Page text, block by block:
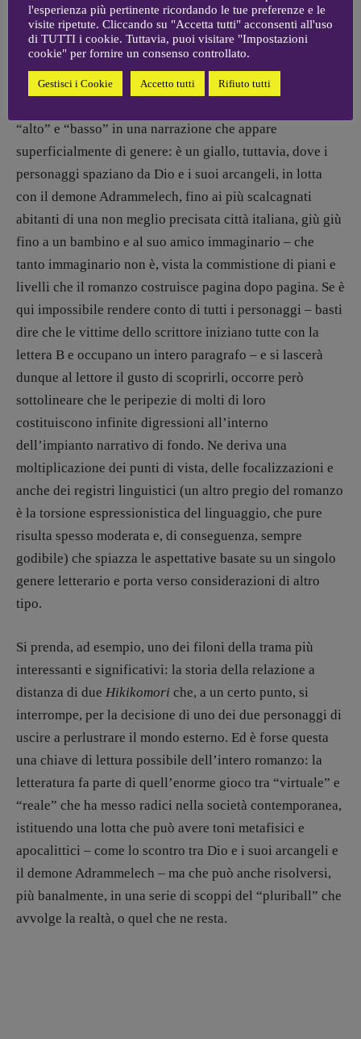
non può non evocare il film del 1993Ricomincio da
capo, universalmente noto comeIl giorno della
marmotta, con Bill Murray e Andie MacDowell.
“alto” e “basso” in una narrazione che appare
superficialmente di genere: è un giallo, tuttavia, dove i
personaggi spaziano da Dio e i suoi arcangeli, in lotta
con il demone Adrammelech, fino ai più scalcagnati
abitanti di una non meglio precisata città italiana, giù giù
fino a un bambino e al suo amico immaginario – che
tanto immaginario non è, vista la commistione di piani e
livelli che il romanzo costruisce pagina dopo pagina. Se è
qui impossibile rendere conto di tutti i personaggi – basti
dire che le vittime dello scrittore iniziano tutte con la
lettera B e occupano un intero paragrafo – e si lascerà
dunque al lettore il gusto di scoprirli, occorre però
sottolineare che le peripezie di molti di loro
costituiscono infinite digressioni all’interno
dell’impianto narrativo di fondo. Ne deriva una
moltiplicazione dei punti di vista, delle focalizzazioni e
anche dei registri linguistici (un altro pregio del romanzo
è la torsione espressionistica del linguaggio, che pure
risulta spesso moderata e, di conseguenza, sempre
godibile) che spiazza le aspettative basate su un singolo
genere letterario e porta verso considerazioni di altro
tipo.
Si prenda, ad esempio, uno dei filoni della trama più
interessanti e significativi: la storia della relazione a
distanza di due Hikikomori che, a un certo punto, si
interrompe, per la decisione di uno dei due personaggi di
uscire a perlustrare il mondo esterno. Ed è forse questa
una chiave di lettura possibile dell’intero romanzo: la
letteratura fa parte di quell’enorme gioco tra “virtuale” e
“reale” che ha messo radici nella società contemporanea,
istituendo una lotta che può avere toni metafisici e
apocalittici – come lo scontro tra Dio e i suoi arcangeli e
il demone Adrammelech – ma che può anche risolversi,
più banalmente, in una serie di scoppi del “pluriball” che
avvolge la realtà, o quel che ne resta.
l'esperienza più pertinente ricordando le tue preferenze e le
visite ripetute. Cliccando su "Accetta tutti" acconsenti all'uso
di TUTTI i cookie. Tuttavia, puoi visitare "Impostazioni
cookie" per fornire un consenso controllato.
Gestisci i Cookie Accetto tutti Rifiuto tutti